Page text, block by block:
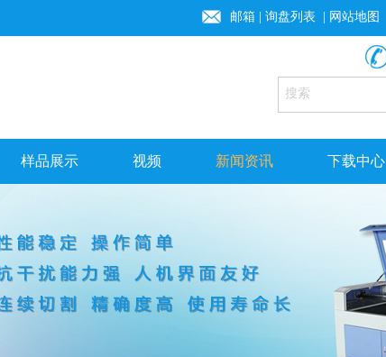
邮箱 询盘列表 网站地图
样品展示 视频 新闻资讯 下载中心